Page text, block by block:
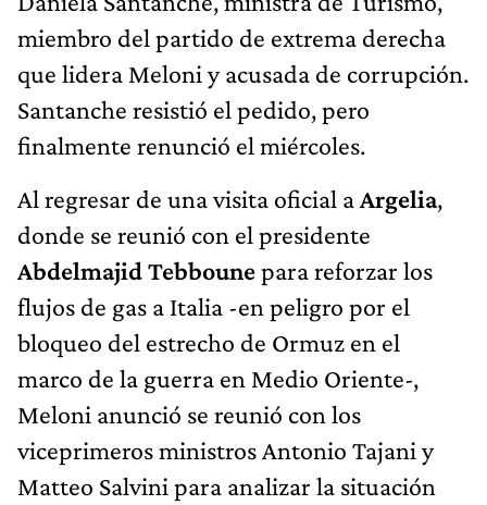
miembro del partido de extrema derecha
que lidera Meloni y acusada de corrupción.
Santanche resistió el pedido, pero
finalmente renunció el miércoles.
Al regresar de una visita oficial aArgelia,
donde se reunió con el presidente
Abdelmajid Tebbounepara reforzar los
flujos de gas a Italia -en peligro por el
bloqueo del estrecho de Ormuz en el
marco de la guerra en Medio Oriente-,
Meloni anunció se reunió con los
viceprimeros ministros Antonio Tajani y
Matteo Salvini para analizar la situación